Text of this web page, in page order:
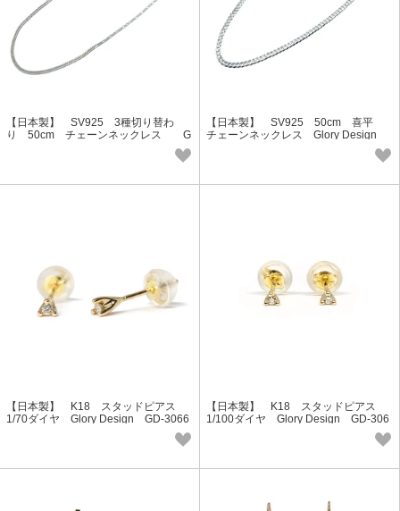
【日本製】 SV925 3種切り替わ
り 50cm チェーンネックレス G
【日本製】 SV925 50cm 喜平
チェーンネックレス Glory Design
【日本製】 K18 スタッドピアス
1/70ダイヤ Glory Design GD-3066
【日本製】 K18 スタッドピアス
1/100ダイヤ Glory Design GD-306